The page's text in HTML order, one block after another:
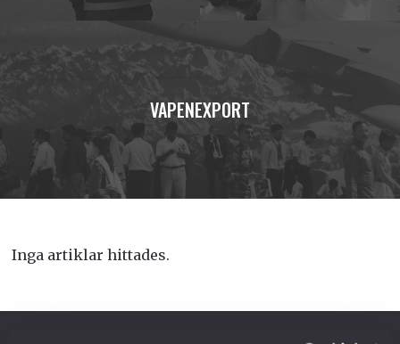
VAPENEXPORT
Inga artiklar hittades.